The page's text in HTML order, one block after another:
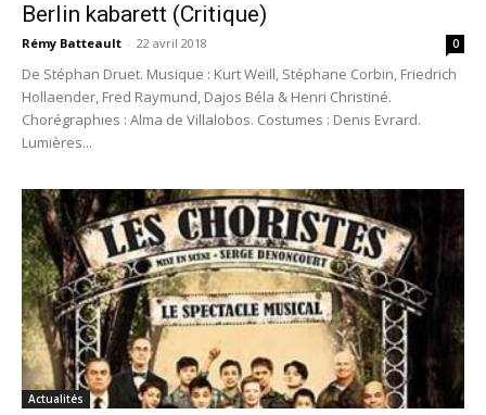
Berlin kabarett (Critique)
Rémy Batteault - 22 avril 2018 0
De Stéphan Druet. Musique : Kurt Weill, Stéphane Corbin, Friedrich
Hollaender, Fred Raymund, Dajos Béla & Henri Christiné.
Chorégraphies : Alma de Villalobos. Costumes : Denis Evrard.
Lumières...
Actualités